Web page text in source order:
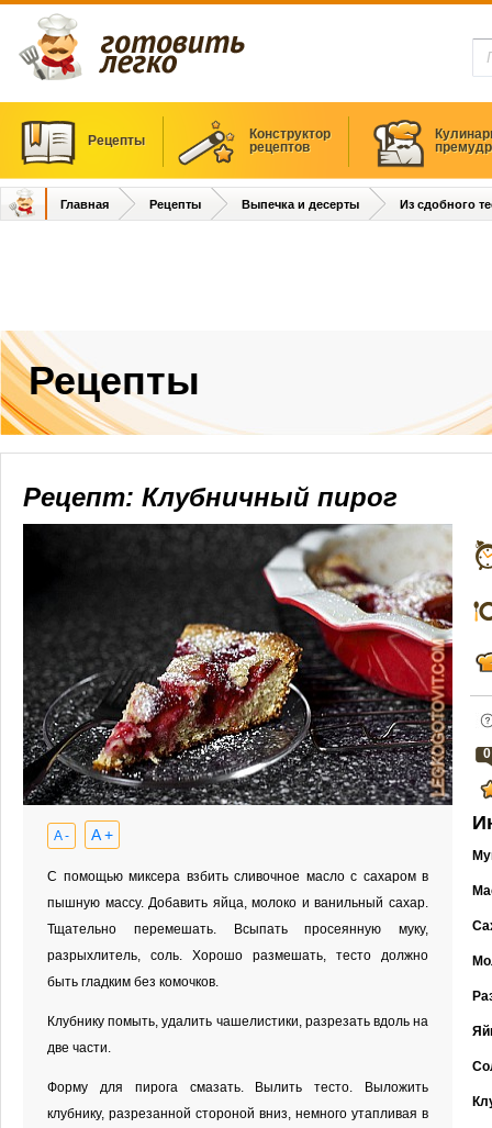
Рецепты
Конструктор
рецептов
Главная Рецепты Выпечка и десерты Из сдобного
Рецепты
Рецепт: Клубничный пирог
A - A +
С помощью миксера взбить сливочное масло с сахаром в
пышную массу. Добавить яйца, молоко и ванильный сахар.
Тщательно перемешать. Всыпать просеянную муку,
разрыхлитель, соль. Хорошо размешать, тесто должно
быть гладким без комочков.
Клубнику помыть, удалить чашелистики, разрезать вдоль на
две части.
Форму для пирога смазать. Вылить тесто. Выложить
клубнику, разрезанной стороной вниз, немного утапливая в
0